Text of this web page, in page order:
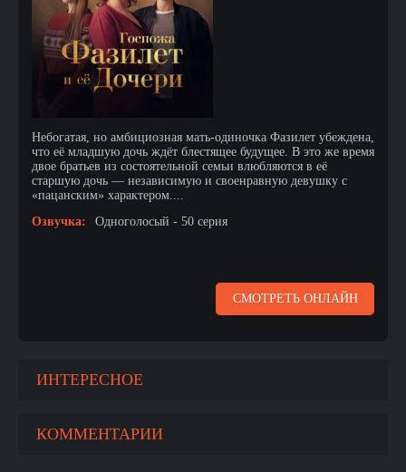
Небогатая, но амбициозная мать-одиночка Фазилет убеждена,
что её младшую дочь ждёт блестящее будущее. В это же время
двое братьев из состоятельной семьи влюбляются в её
старшую дочь — независимую и своенравную девушку с
«пацанским» характером....
Озвучка:
Одноголосый - 50 серия
СМОТРЕТЬ ОНЛАЙН
ИНТЕРЕСНОЕ
КОММЕНТАРИИ